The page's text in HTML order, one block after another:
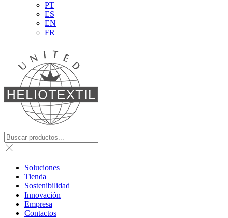
PT
ES
EN
FR
Soluciones
Tienda
Sostenibilidad
Innovación
Empresa
Contactos